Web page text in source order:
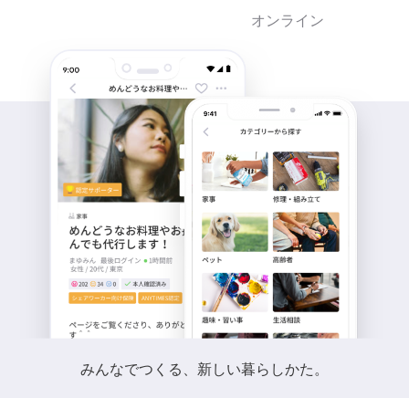
オンライン
みんなでつくる、新しい暮らしかた。